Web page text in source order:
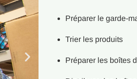
Préparer le garde-
Trier les produits
Préparer les boîtes